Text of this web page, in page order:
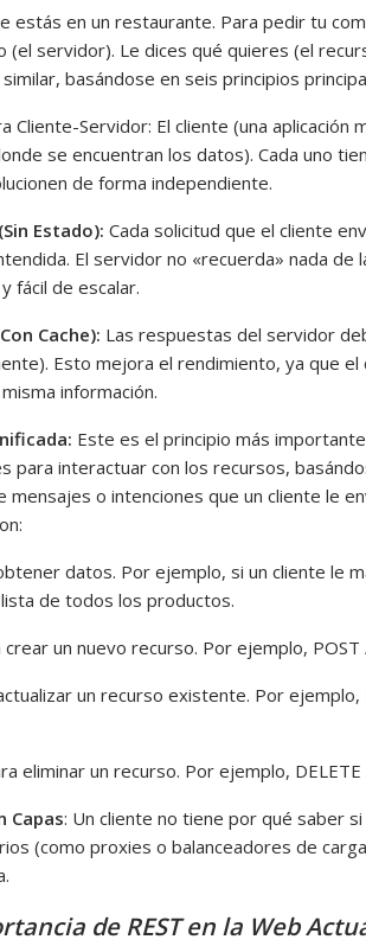
estás en un restaurante. Para pedir tu
(el servidor). Le dices qué quieres (el
basándose en seis principios
Cliente-Servidor: El cliente (una
se encuentran los datos). Cada uno
de forma independiente.
Estado): Cada solicitud que el cliente
El servidor no «recuerda» nada
fácil de escalar.
Cache): Las respuestas del servidor
Esto mejora el rendimiento, ya que el
información.
Este es el principio más
para interactuar con los recursos,
mensajes o intenciones que un cliente le
datos. Por ejemplo, si un cliente le
de todos los productos.
crear un nuevo recurso. Por ejemplo,
un recurso existente. Por
eliminar un recurso. Por ejemplo,
Capas: Un cliente no tiene por qué saber
(como proxies o balanceadores de
de REST en la Web